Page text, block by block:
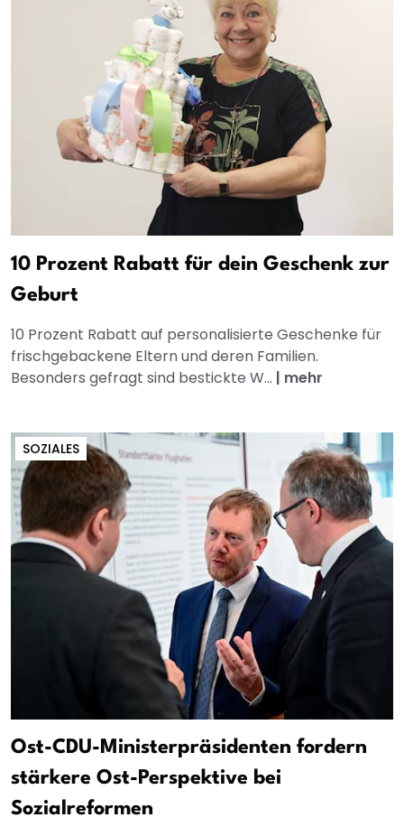
10 Prozent Rabatt für dein Geschenk zur
Geburt
10 Prozent Rabatt auf personalisierte Geschenke für
frischgebackene Eltern und deren Familien.
Besonders gefragt sind bestickte W... | mehr
SOZIALES
Ost-CDU-Ministerpräsidenten fordern
stärkere Ost-Perspektive bei
Sozialreformen